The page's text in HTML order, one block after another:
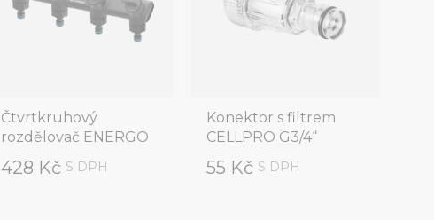
Čtvrtkruhový
rozdělovač ENERGO
428 Kč S DPH
Konektor s filtrem
CELLPRO G3/4“
55 Kč S DPH